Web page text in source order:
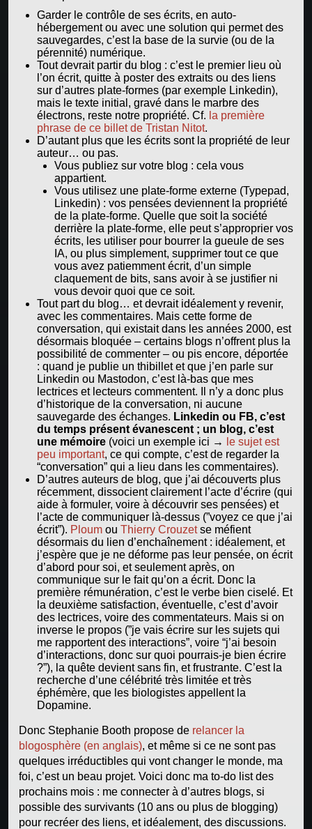
Garder le contrôle de ses écrits, en auto-
hébergement ou avec une solution qui permet des
sauvegardes, c’est la base de la survie (ou de la
pérennité) numérique.
Tout devrait partir du blog : c’est le premier lieu où
l’on écrit, quitte à poster des extraits ou des liens
sur d’autres plate-formes (par exemple Linkedin),
mais le texte initial, gravé dans le marbre des
électrons, reste notre propriété. Cf. la première
phrase de ce billet de Tristan Nitot.
D’autant plus que les écrits sont la propriété de leur
auteur… ou pas.
Vous publiez sur votre blog : cela vous
appartient.
Vous utilisez une plate-forme externe (Typepad,
Linkedin) : vos pensées deviennent la propriété
de la plate-forme. Quelle que soit la société
derrière la plate-forme, elle peut s’approprier vos
écrits, les utiliser pour bourrer la gueule de ses
IA, ou plus simplement, supprimer tout ce que
vous avez patiemment écrit, d’un simple
claquement de bits, sans avoir à se justifier ni
vous devoir quoi que ce soit.
Tout part du blog… et devrait idéalement y revenir,
avec les commentaires. Mais cette forme de
conversation, qui existait dans les années 2000, est
désormais bloquée – certains blogs n’offrent plus la
possibilité de commenter – ou pis encore, déportée
: quand je publie un thibillet et que j’en parle sur
Linkedin ou Mastodon, c’est là-bas que mes
lectrices et lecteurs commentent. Il n’y a donc plus
d’historique de la conversation, ni aucune
sauvegarde des échanges. Linkedin ou FB, c’est
du temps présent évanescent ; un blog, c’est
une mémoire(voici un exemple ici →
le sujet est
peu important, ce qui compte, c’est de regarder la
“conversation” qui a lieu dans les commentaires).
D’autres auteurs de blog, que j’ai découverts plus
récemment, dissocient clairement l’acte d’écrire (qui
aide à formuler, voire à découvrir ses pensées) et
l’acte de communiquer là-dessus (”voyez ce que j’ai
écrit”). Ploumou Thierry Crouzetse méfient
désormais du lien d’enchaînement : idéalement, et
j’espère que je ne déforme pas leur pensée, on écrit
d’abord pour soi, et seulement après, on
communique sur le fait qu’on a écrit. Donc la
première rémunération, c’est le verbe bien ciselé. Et
la deuxième satisfaction, éventuelle, c’est d’avoir
des lectrices, voire des commentateurs. Mais si on
inverse le propos (”je vais écrire sur les sujets qui
me rapportent des interactions”, voire “j’ai besoin
d’interactions, donc sur quoi pourrais-je bien écrire
?”), la quête devient sans fin, et frustrante. C’est la
recherche d’une célébrité très limitée et très
éphémère, que les biologistes appellent la
Dopamine.
Donc Stephanie Booth propose de relancer la
blogosphère (en anglais), et même si ce ne sont pas
quelques irréductibles qui vont changer le monde, ma
foi, c’est un beau projet. Voici donc ma to-do list des
prochains mois : me connecter à d’autres blogs, si
possible des survivants (10 ans ou plus de blogging)
pour recréer des liens, et idéalement, des discussions.